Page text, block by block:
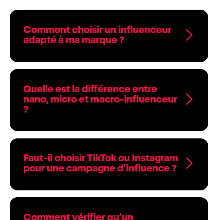
Comment choisir un influenceur
adapté à ma marque ?
Quelle est la différence entre
nano, micro et macro-influenceur
?
Faut-il choisir TikTok ou Instagram
pour une campagne d’influence ?
Comment vérifier qu’un